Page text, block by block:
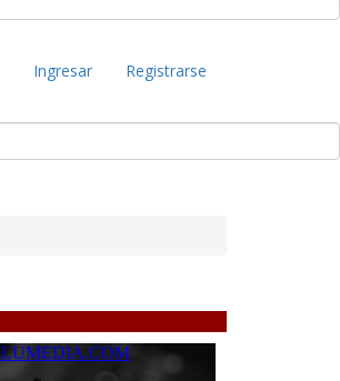
Ingresar Registrarse